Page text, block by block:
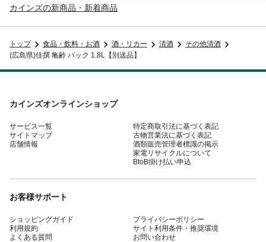
カインズの新商品・新着商品
トップ 食品・飲料・お酒 酒・リカー 清酒
その他清酒
(広島県)佳撰 亀齢 パック 1.8L【別送品】
カインズオンラインショップ
サービス一覧
サイトマップ
店舗情報
特定商取引法に基づく表記
古物営業法に基づく表記
酒類販売管理者標識の掲示
家電リサイクルについて
BtoB掛け払い申込
お客様サポート
ショッピングガイド
利用規約
よくある質問
プライバシーポリシー
サイト利用条件・推奨環境
お問い合わせ